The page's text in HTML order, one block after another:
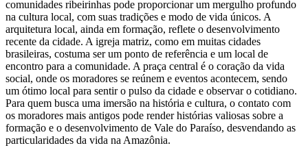
comunidades ribeirinhas pode proporcionar um mergulho profundo
na cultura local, com suas tradições e modo de vida únicos. A
arquitetura local, ainda em formação, reflete o desenvolvimento
recente da cidade. A igreja matriz, como em muitas cidades
brasileiras, costuma ser um ponto de referência e um local de
encontro para a comunidade. A praça central é o coração da vida
social, onde os moradores se reúnem e eventos acontecem, sendo
um ótimo local para sentir o pulso da cidade e observar o cotidiano.
Para quem busca uma imersão na história e cultura, o contato com
os moradores mais antigos pode render histórias valiosas sobre a
formação e o desenvolvimento de Vale do Paraíso, desvendando as
particularidades da vida na Amazônia.